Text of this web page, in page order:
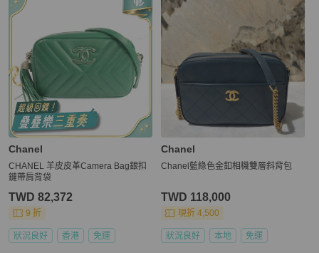
Chanel
CHANEL 羊皮皮革Camera Bag銀扣
鏈帶肩背袋
TWD 82,372
9 折
狀況良好 香港 免運
Chanel
Chanel藍綠色金釦相機雙層斜背包
TWD 118,000
現折 4,500
狀況良好 本地 免運